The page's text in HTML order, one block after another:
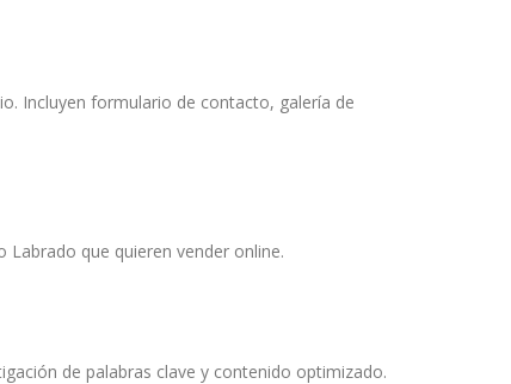
Incluyen formulario de contacto, galería de
que quieren vender online.
de palabras clave y contenido optimizado.